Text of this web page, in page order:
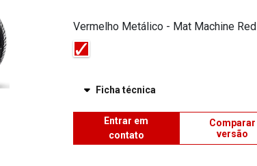
Vermelho Metálico - Mat Machine
Ficha técnica
Entrar em
contato
Comparar
versão